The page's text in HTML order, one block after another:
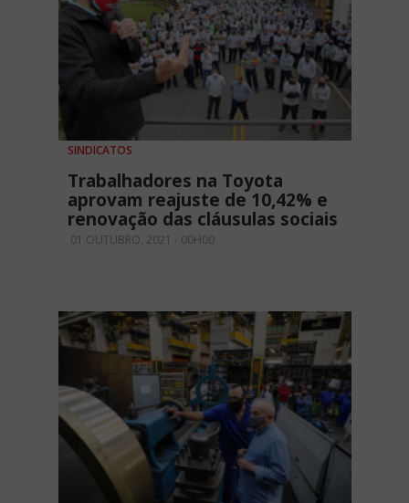
SINDICATOS
Trabalhadores na Toyota
aprovam reajuste de 10,42% e
renovação das cláusulas sociais
01 OUTUBRO, 2021 - 00H00